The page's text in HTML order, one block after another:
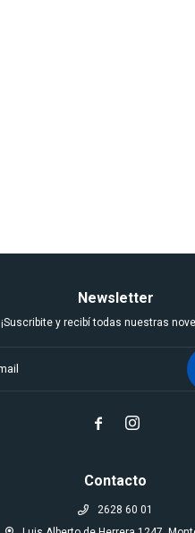
Contacto
2628 60 01
Newsletter
¡Suscribite y recibí todas nuestras
 